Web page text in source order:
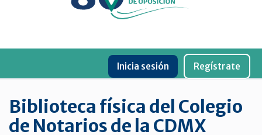
Jurídica
virtual
de
Inicia sesión Regístrate
Biblioteca física del Colegio
de Notarios de la CDMX